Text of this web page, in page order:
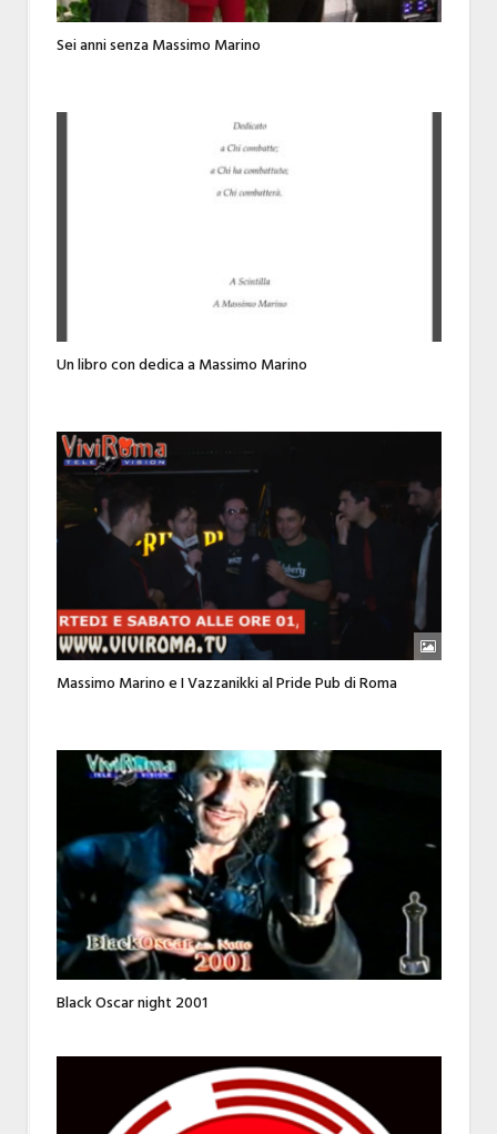
Sei anni senza Massimo Marino
Un libro con dedica a Massimo Marino
Massimo Marino e I Vazzanikki al Pride Pub di Roma
Black Oscar night 2001